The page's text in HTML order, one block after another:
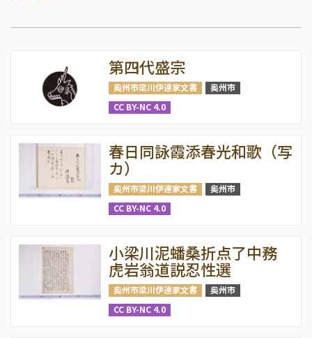
第四代盛宗
奥州市梁川伊達家文書
奥州市
CC BY-NC 4.0
春日同詠霞添春光和歌（写
カ）
奥州市梁川伊達家文書
奥州市
CC BY-NC 4.0
小梁川泥蟠桑折点了中務
虎岩翁道説忍性選
奥州市梁川伊達家文書
奥州市
CC BY-NC 4.0